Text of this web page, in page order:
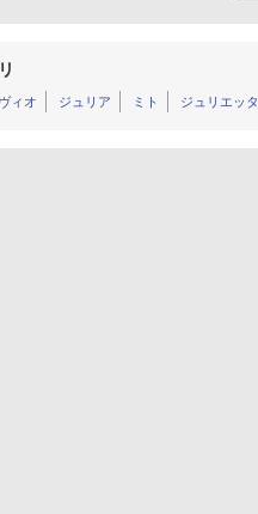
ィオ ジュリア ミト ジュリエッタ